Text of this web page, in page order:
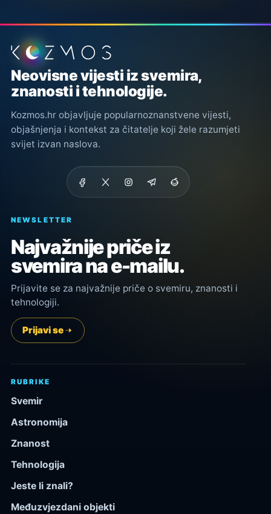
Podnožje stranice
Neovisne vijesti iz svemira,
znanosti i tehnologije.
Kozmos.hr objavljuje popularnoznanstvene vijesti,
objašnjenja i kontekst za čitatelje koji žele razumjeti
svijet izvan naslova.
NEWSLETTER
Najvažnije priče iz
svemira na e-mailu.
Prijavite se za najvažnije priče o svemiru, znanosti i
tehnologiji.
Prijavi se
RUBRIKE
Svemir
Astronomija
Znanost
Tehnologija
Jeste li znali?
Međuzvjezdani objekti